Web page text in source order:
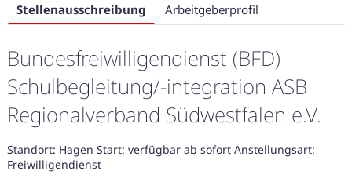
Stellenausschreibung Arbeitgeberprofil
Bundesfreiwilligendienst (BFD)
Schulbegleitung/-integration ASB
Regionalverband Südwestfalen e.V.
Standort: Hagen Start: verfügbar ab sofort Anstellungsart:
Freiwilligendienst